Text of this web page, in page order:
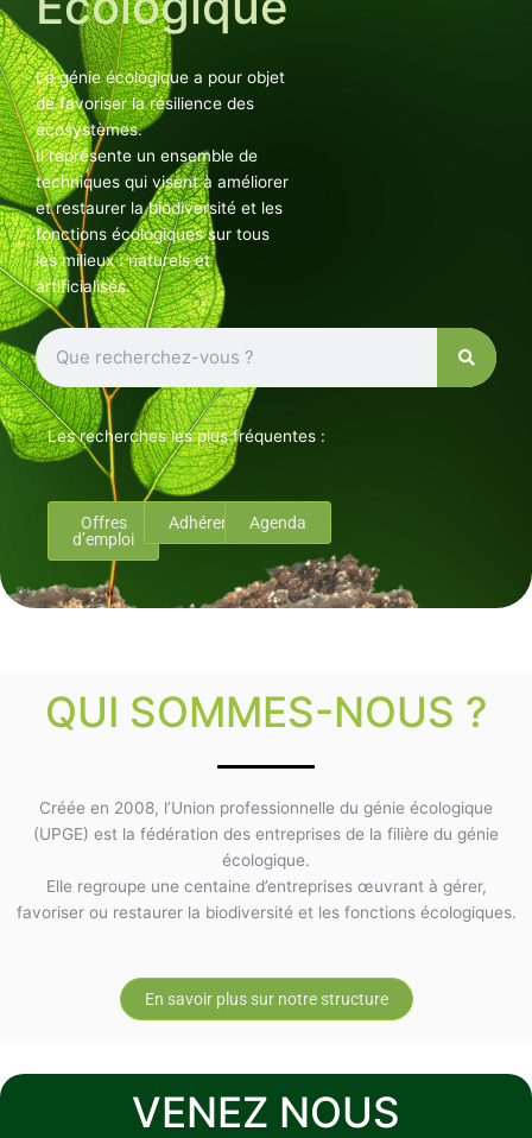
Le génie écologique a pour objet
de favoriser la résilience des
écosystèmes.
Il représente un ensemble de
techniques qui visent à améliorer
et restaurer la biodiversité et les
fonctions écologiques sur tous
les milieux : naturels et
artificialisés.
Rechercher
Les recherches les plus fréquentes :
Offres
d’emploi
Adhérents Agenda
QUI SOMMES-NOUS ?
Créée en 2008, l’Union professionnelle du génie écologique
(UPGE) est la fédération des entreprises de la filière du génie
écologique.
Elle regroupe une centaine d’entreprises œuvrant à gérer,
favoriser ou restaurer la biodiversité et les fonctions écologiques.
En savoir plus sur notre structure
VENEZ NOUS